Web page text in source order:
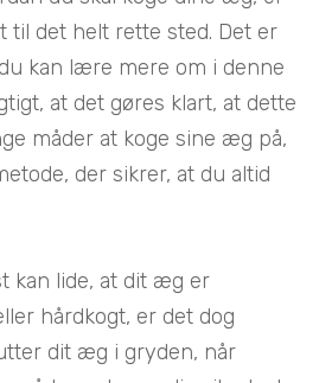
til det helt rette sted. Det er
kan lære mere om i denne
at det gøres klart, at dette
måder at koge sine æg på,
der sikrer, at du altid
kan lide, at dit æg er
hårdkogt, er det dog
dit æg i gryden, når